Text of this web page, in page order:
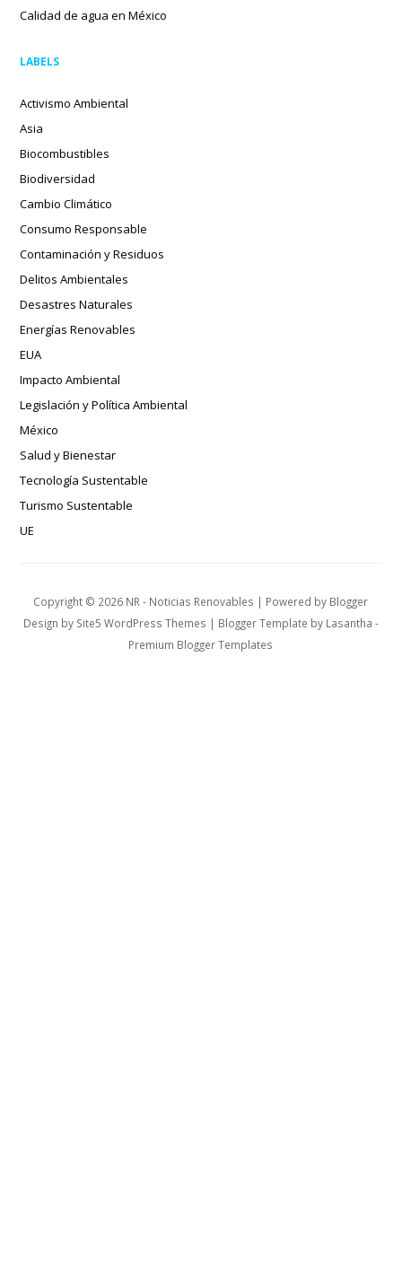
Calidad de agua en México
LABELS
Activismo Ambiental
Asia
Biocombustibles
Biodiversidad
Cambio Climático
Consumo Responsable
Contaminación y Residuos
Delitos Ambientales
Desastres Naturales
Energías Renovables
EUA
Impacto Ambiental
Legislación y Política Ambiental
México
Salud y Bienestar
Tecnología Sustentable
Turismo Sustentable
UE
Copyright © 2026 NR - Noticias Renovables | Powered by Blogger
Design by Site5 WordPress Themes | Blogger Template by Lasantha -
Premium Blogger Templates